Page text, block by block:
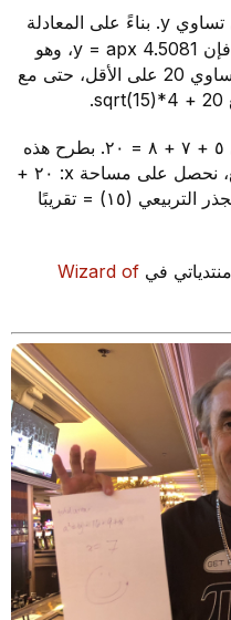
، وهي تساوي y. بناءً على المعادلة
السابقة، إذا كانت قيمة +/- سالبة، فإن y = apx 4.5081، وهو
خطأ واضح، لأننا نعلم أن المساحة تساوي 20 على الأقل، حتى مع
مساحة المثلثات الثلاثة المعطاة هي ٥ + ٧ + ٨ = ٢٠. بطرح هذه
المساحة من المساحة الكلية للمربع، نحصل على مساحة x: ٢٠ +
٤*الجذر التربيعي (١٥) - ٢٠ = ٤*الجذر التربيعي (١٥) = تقريبًا
في Wizard of